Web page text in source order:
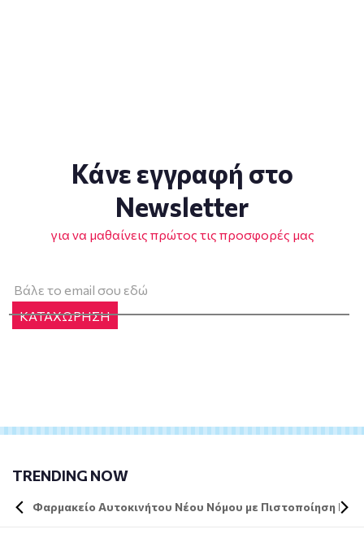
Κάνε εγγραφή στο
Newsletter
για να μαθαίνεις πρώτος τις προσφορές μας
ΚΑΤΑΧΩΡΗΣΗ
TRENDING NOW
Φαρμακείο Αυτοκινήτου Νέου Νόμου με Πιστοποίηση DIN